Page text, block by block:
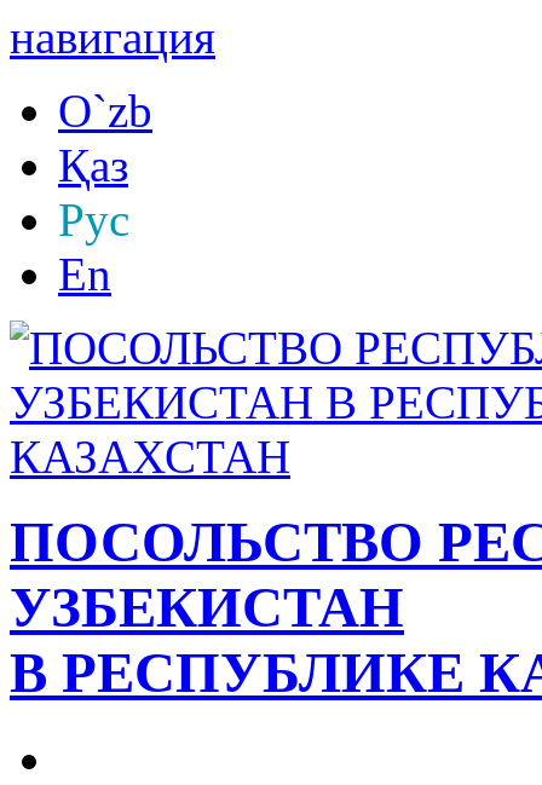
навигация
O`zb
Қаз
Рус
En
ПОСОЛЬСТВО
УЗБЕКИСТАН
В РЕСПУБЛИКЕ